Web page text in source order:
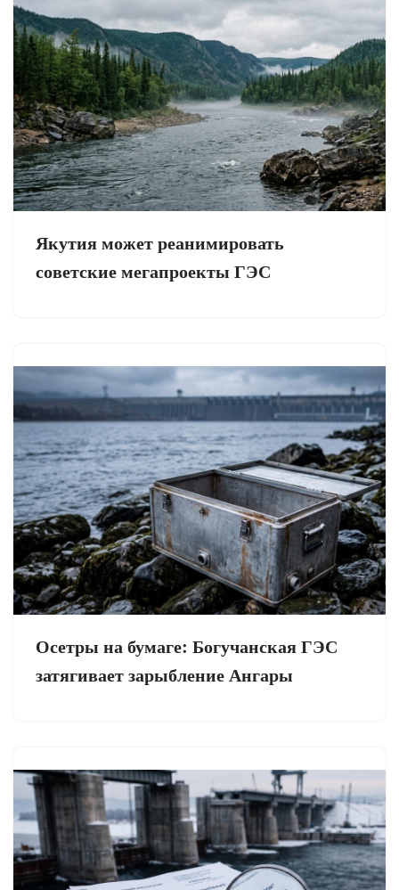
Якутия может реанимировать
советские мегапроекты ГЭС
Осетры на бумаге: Богучанская ГЭС
затягивает зарыбление Ангары